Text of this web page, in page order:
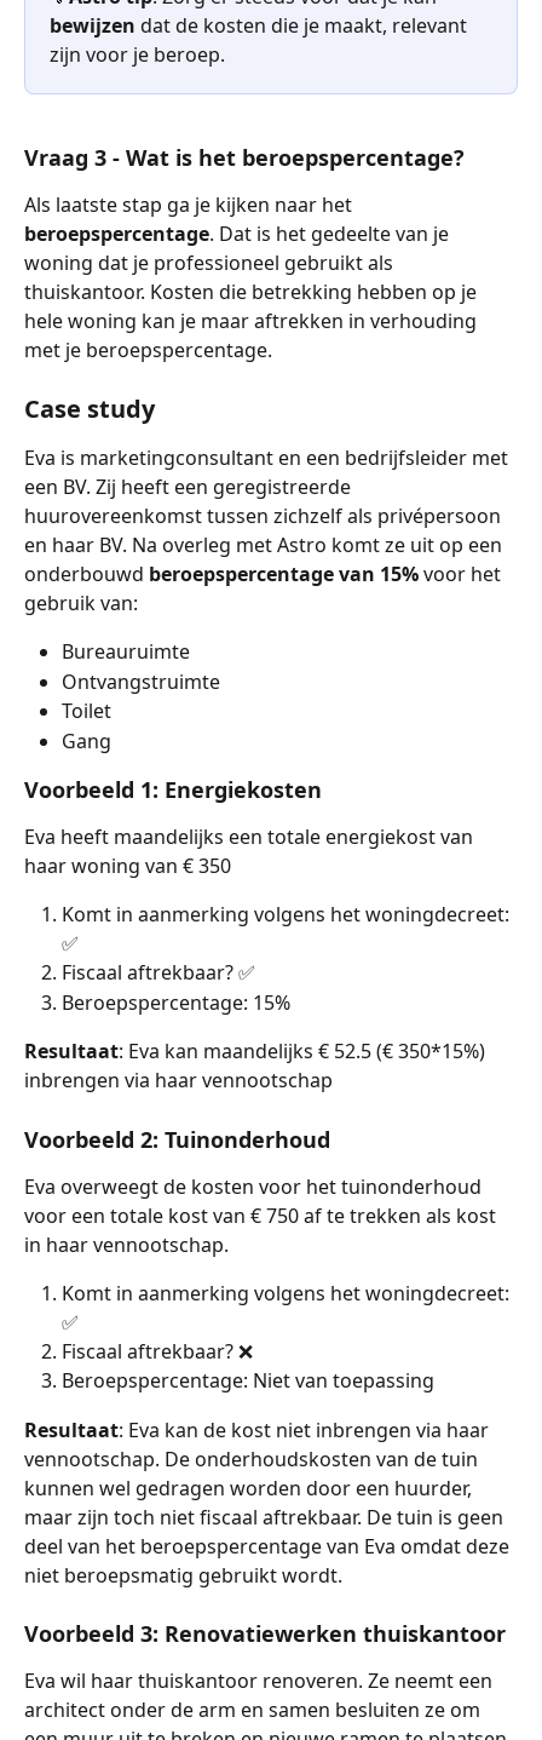
bewijzen dat de kosten die je maakt, relevant
zijn voor je beroep.
Vraag 3 - Wat is het beroepspercentage?
Als laatste stap ga je kijken naar het
beroepspercentage. Dat is het gedeelte van je
woning dat je professioneel gebruikt als
thuiskantoor. Kosten die betrekking hebben op je
hele woning kan je maar aftrekken in verhouding
met je beroepspercentage.
Case study
Eva is marketingconsultant en een bedrijfsleider met
een BV. Zij heeft een geregistreerde
huurovereenkomst tussen zichzelf als privépersoon
en haar BV. Na overleg met Astro komt ze uit op een
onderbouwd beroepspercentage van 15% voor het
gebruik van:
Bureauruimte
Ontvangstruimte
Toilet
Gang
Voorbeeld 1: Energiekosten
Eva heeft maandelijks een totale energiekost van
haar woning van € 350
Komt in aanmerking volgens het woningdecreet:
✅
Fiscaal aftrekbaar? ✅
Beroepspercentage: 15%
Resultaat: Eva kan maandelijks € 52.5 (€ 350*15%)
inbrengen via haar vennootschap
Voorbeeld 2: Tuinonderhoud
Eva overweegt de kosten voor het tuinonderhoud
voor een totale kost van € 750 af te trekken als kost
in haar vennootschap.
Komt in aanmerking volgens het woningdecreet:
✅
Fiscaal aftrekbaar? ❌
Beroepspercentage: Niet van toepassing
Resultaat: Eva kan de kost niet inbrengen via haar
vennootschap. De onderhoudskosten van de tuin
kunnen wel gedragen worden door een huurder,
maar zijn toch niet fiscaal aftrekbaar. De tuin is geen
deel van het beroepspercentage van Eva omdat deze
niet beroepsmatig gebruikt wordt.
Voorbeeld 3: Renovatiewerken thuiskantoor
Eva wil haar thuiskantoor renoveren. Ze neemt een
architect onder de arm en samen besluiten ze om